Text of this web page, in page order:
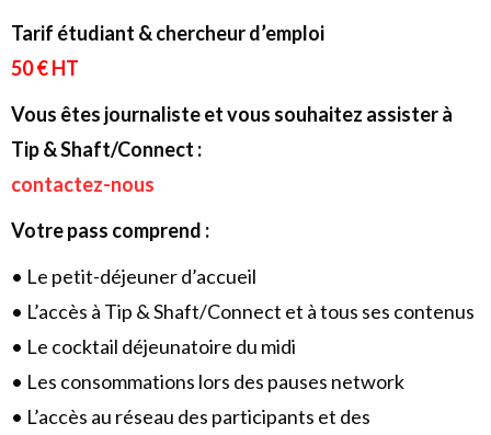
Tarif étudiant & chercheur d’emploi
50 € HT
Vous êtes journaliste et vous souhaitez assister à
Tip & Shaft/Connect :
contactez-nous
Votre pass comprend :
• Le petit-déjeuner d’accueil
• L’accès à Tip & Shaft/Connect et à tous ses contenus
• Le cocktail déjeunatoire du midi
• Les consommations lors des pauses network
• L’accès au réseau des participants et des